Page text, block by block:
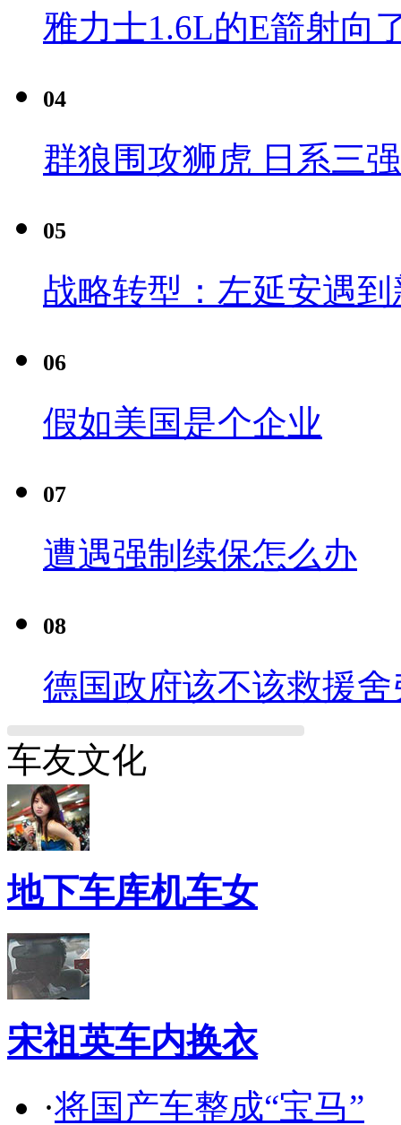
雅力士1.6L的E箭射向
04
群狼围攻狮虎 日系三
05
战略转型：左延安遇
06
假如美国是个企业
07
遭遇强制续保怎么办
08
德国政府该不该救援舍
车友文化
地下车库机车女
宋祖英车内换衣
·将国产车整成“宝马”